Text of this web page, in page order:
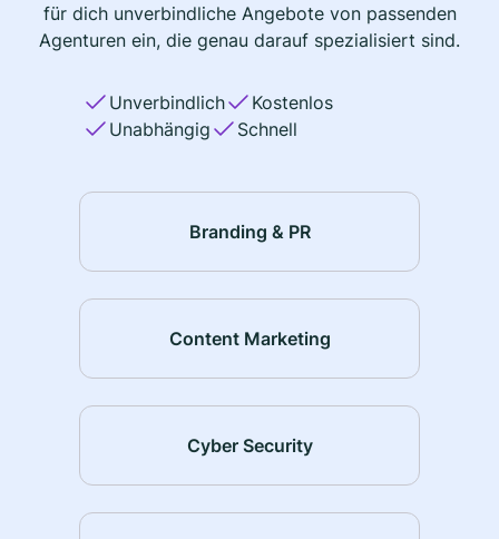
für dich unverbindliche Angebote von passenden
Agenturen ein, die genau darauf spezialisiert sind.
Unverbindlich
Kostenlos
Unabhängig
Schnell
Branding & PR
Content Marketing
Cyber Security